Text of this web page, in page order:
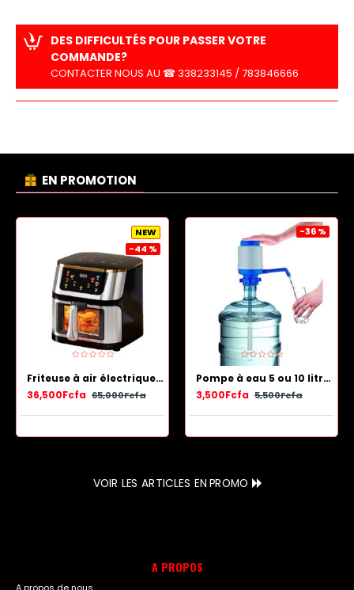
DES DIFFICULTÉS POUR PASSER VOTRE
COMMANDE?
CONTACTER NOUS AU ☎ 338233145 / 783846666
EN PROMOTION
NEW
-44 %
Friteuse à air électrique en acier inoxydable avec panier antiadhésif 13.5 L
36,500Fcfa 65,000Fcfa
-36 %
Pompe à eau 5 ou 10 litres - Bleu Blanc
3,500Fcfa 5,500Fcfa
VOIR LES ARTICLES EN PROMO
A PROPOS